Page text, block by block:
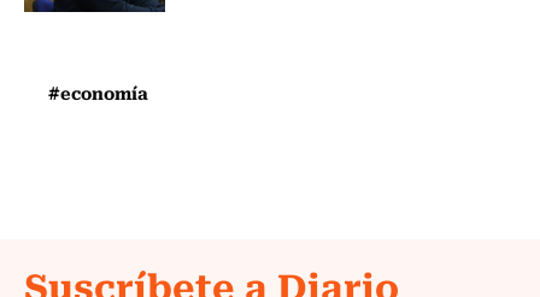
#economía